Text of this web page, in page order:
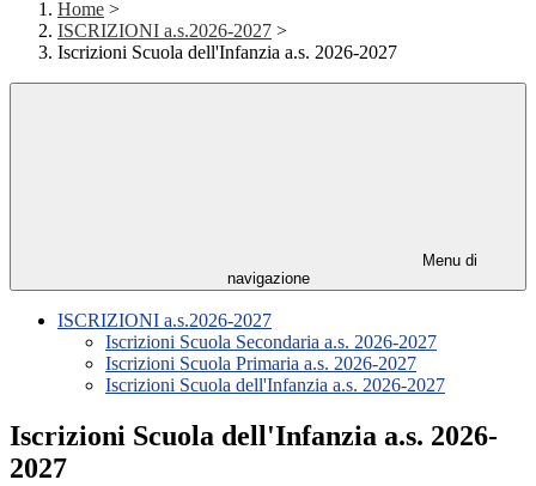
Home >
ISCRIZIONI a.s.2026-2027 >
Iscrizioni Scuola dell'Infanzia a.s. 2026-2027
Menu di
navigazione
ISCRIZIONI a.s.2026-2027
Iscrizioni Scuola Secondaria a.s. 2026-2027
Iscrizioni Scuola Primaria a.s. 2026-2027
Iscrizioni Scuola dell'Infanzia a.s. 2026-2027
Iscrizioni Scuola dell'Infanzia a.s. 2026-
2027